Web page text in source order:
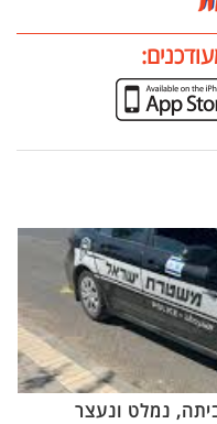
נמלט ונעצר